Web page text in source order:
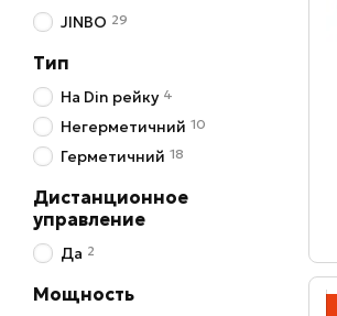
JINBO 29
Тип
На Din рейку 4
Негерметичний 10
Герметичний 18
Дистанционное
управление
Да 2
Мощность